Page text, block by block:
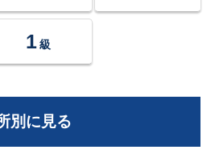
1 級
別に見る